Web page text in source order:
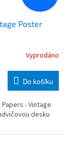
Poster
Vyprodáno
Do košíku
- Vintage
desku